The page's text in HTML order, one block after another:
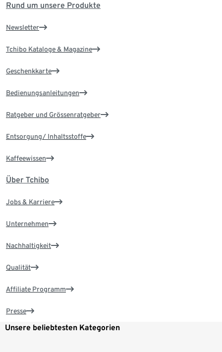
Rund um unsere Produkte
Newsletter
Tchibo Kataloge & Magazine
Geschenkkarte
Bedienungsanleitungen
Ratgeber und Grössenratgeber
Entsorgung/ Inhaltsstoffe
Kaffeewissen
Über Tchibo
Jobs & Karriere
Unternehmen
Nachhaltigkeit
Qualität
Affiliate Programm
Presse
Unsere beliebtesten Kategorien